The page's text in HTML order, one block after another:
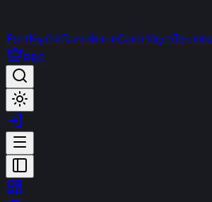
PortföyümFavorilerimCanlı Yayın
PRO